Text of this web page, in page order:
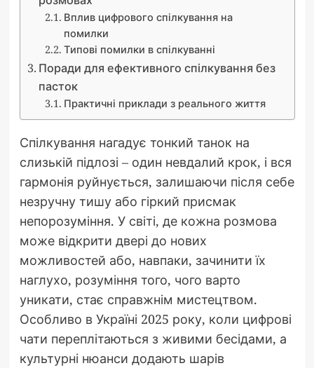
Вплив цифрового спілкування на
помилки
Типові помилки в спілкуванні
Поради для ефективного спілкування без
пасток
Практичні приклади з реального життя
Спілкування нагадує тонкий танок на
слизькій підлозі – один невдалий крок, і вся
гармонія руйнується, залишаючи після себе
незручну тишу або гіркий присмак
непорозуміння. У світі, де кожна розмова
може відкрити двері до нових
можливостей або, навпаки, зачинити їх
наглухо, розуміння того, чого варто
уникати, стає справжнім мистецтвом.
Особливо в Україні 2025 року, коли цифрові
чати переплітаються з живими бесідами, а
культурні нюанси додають шарів